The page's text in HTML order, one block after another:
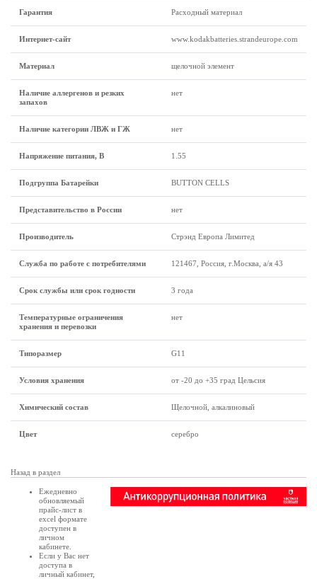
Гарантия Расходный материал
Интернет-сайт www.kodakbatteries.strandeurope.com
Материал щелочной элемент
Наличие аллергенов и резких
запахов
нет
Наличие категории ЛВЖ и ГЖ нет
Напряжение питания, В 1.55
Подгруппа Батарейки BUTTON CELLS
Представительство в России нет
Производитель Стрэнд Европа Лимитед
Служба по работе с потребителями 121467, Россия, г.Москва, а/я 43
Срок службы или срок годности 3 года
Температурные ограничения
хранения и перевозки
нет
Типоразмер G11
Условия хранения от -20 до +35 град Цельсия
Химический состав Щелочной, алкалиновый
Цвет серебро
Назад в раздел
Ежедневно
обновляемый
прайс-лист в
excel формате
доступен в
личном
кабинете
Если у Вас нет
доступа в
личный кабинет,